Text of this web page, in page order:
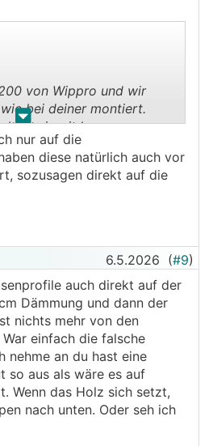
. .
von Wippro und wir
bei deiner montiert.
wir mit losen
nur auf die
diese natürlich auch vor
sozusagen direkt auf die
6.5.2026 (#9)
auch direkt auf der
Dämmung und dann der
nichts mehr von den
einfach die falsche
nehme an du hast eine
so aus als wäre es auf
Wenn das Holz sich setzt,
nach unten. Oder seh ich